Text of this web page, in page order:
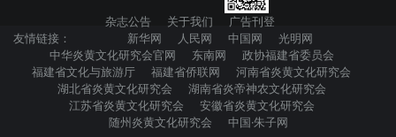
杂志公告 关于我们
广告刊登
友情链接：
新华网 人民网 中国网
光明网
中华炎黄文化研究会官网
东南网
政协福建省委员会
福建省文化与旅游厅
福建省侨联网
河南省炎黄文化研究会
湖北省炎黄文化研究会
湖南省炎帝神农文化研究会
江苏省炎黄文化研究会
安徽省炎黄文化研究会
随州炎黄文化研究会
中国·朱子网